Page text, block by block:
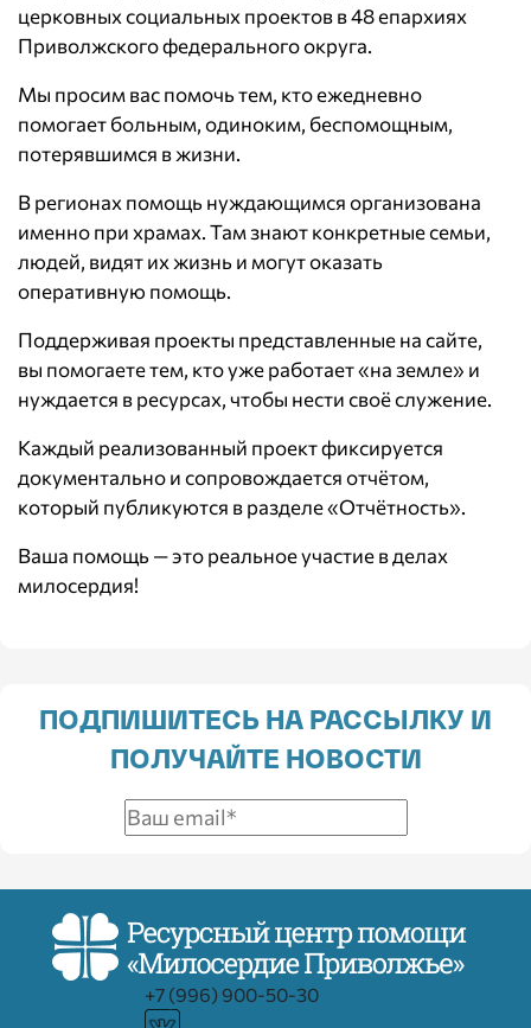
церковных социальных проектов в 48 епархиях
Приволжского федерального округа.
Мы просим вас помочь тем, кто ежедневно
помогает больным, одиноким, беспомощным,
потерявшимся в жизни.
В регионах помощь нуждающимся организована
именно при храмах. Там знают конкретные семьи,
людей, видят их жизнь и могут оказать
оперативную помощь.
Поддерживая проекты представленные на сайте,
вы помогаете тем, кто уже работает «на земле» и
нуждается в ресурсах, чтобы нести своё служение.
Каждый реализованный проект фиксируется
документально и сопровождается отчётом,
который публикуются в разделе«Отчётность».
Ваша помощь — это реальное участие в делах
милосердия!
ПОДПИШИТЕСЬ НА РАССЫЛКУ И
ПОЛУЧАЙТЕ НОВОСТИ
+7 (996) 900-50-30